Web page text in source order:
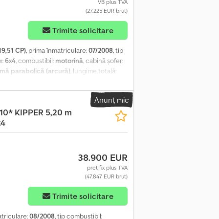
VB plus TVA
(27.225 EUR brut)
Trimite solicitare
CP), prima înmatriculare:07/2008, tip
6x4, combustibil: motorină, cabină șofer:
parabolică (arcură), lungime totală:
, = Alte opțiuni și accesorii = -
- Radio/CD player - Parasolar = Observații
axe Dimensiune anvelope: 315/80
Axă spate 2: dublu roți Greutăți Greutate
spate Stare Stare tehnică: foarte
Anunț mic
KIPPER 5,20 m
38.900 EUR
preț fix plus TVA
(47.847 EUR brut)
Trimite solicitare
08/2008, tip combustibil: